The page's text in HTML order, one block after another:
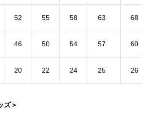
52 55 58 63 68
46 50 54 57 60
20 22 24 25 26
ズ＞